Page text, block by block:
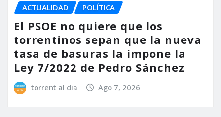
ACTUALIDAD POLÍTICA
El PSOE no quiere que los
torrentinos sepan que la nueva
tasa de basuras la impone la
Ley 7/2022 de Pedro Sánchez
torrent al dia Ago 7, 2026